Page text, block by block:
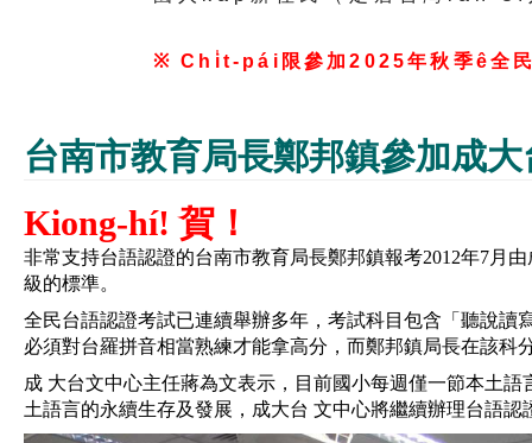
※ Chi̍t-pái 限參加2025年秋季ê全
台南市教育局長鄭邦鎮參加成
Kiong-hí! 賀！
非常支持台語認證的台南市教育局長鄭邦鎮報考2012年7月
級的標準。
全民台語認證考試已連續舉辦多年，考試科目包含「聽說
必須對台羅拼音相當熟練才能拿高分，而鄭邦鎮局長在該科
成 大台文中心主任蔣為文表示，目前國小每週僅一節本土
土語言的永續生存及發展，成大台 文中心將繼續辦理台語